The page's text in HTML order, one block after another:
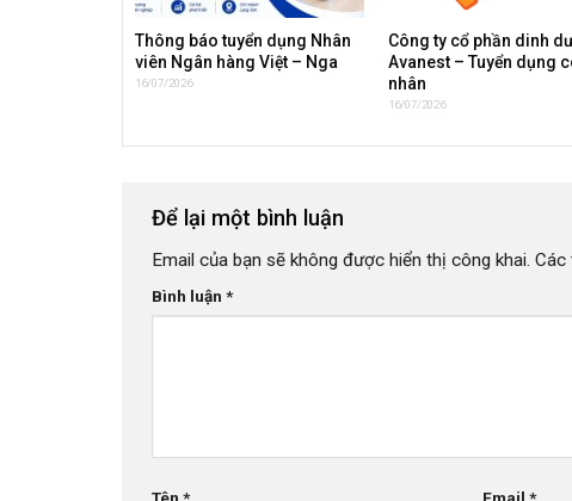
Thông báo tuyển dụng Nhân
viên Ngân hàng Việt – Nga
16/07/2026
Công ty cổ phần dinh
Avanest – Tuyển dụng
nhân
16/07/2026
Để lại một bình luận
Email của bạn sẽ không được hiển thị công khai. Các
Bình luận *
Tên * Email *